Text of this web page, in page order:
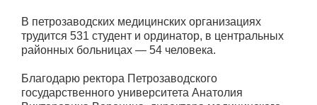
В петрозаводских медицинских организациях
трудится 531 студент и ординатор, в центральных
районных больницах — 54 человека.
Благодарю ректора Петрозаводского
государственного университета Анатолия